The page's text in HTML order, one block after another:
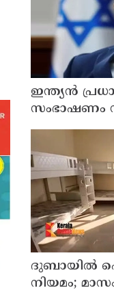
ഇന്ത്യൻ
സംഭാഷണം
ദുബായില്‍
നിയമം;